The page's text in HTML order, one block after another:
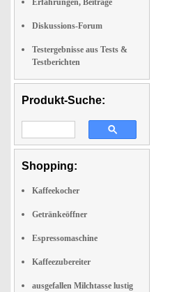
Erfahrungen, Beiträge
Diskussions-Forum
Testergebnisse aus Tests &
Testberichten
Produkt-Suche:
Shopping:
Kaffeekocher
Getränkeöffner
Espressomaschine
Kaffeezubereiter
ausgefallen Milchtasse lustig